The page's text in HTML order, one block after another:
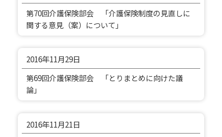
第70回介護保険部会 「介護保険制度の見直しに
関する意見（案）について」
2016年11月29日
第69回介護保険部会 「とりまとめに向けた議
論」
2016年11月21日